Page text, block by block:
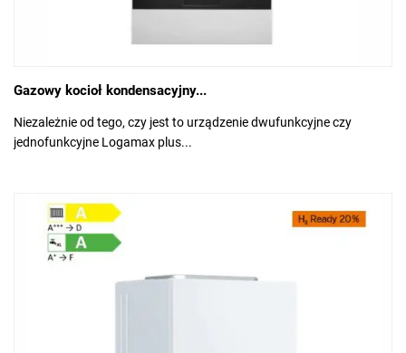
Gazowy kocioł kondensacyjny...
Niezależnie od tego, czy jest to urządzenie dwufunkcyjne czy
jednofunkcyjne Logamax plus...